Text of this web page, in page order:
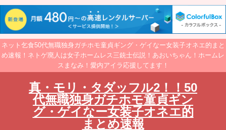
ネット乞食50代無職独身ガチホモ童貞ギング・ゲイなー女装子オネエ的まと
め速報！ネトゲ廃人は女子ホームレス三銃士伝説！あおいちゃん！ホームレ
スまなみ！愛内アイラ応援してます！
真・モリ・タダッフル2！！50
代無職独身ガチホモ童貞ギン
グ・ゲイなー女装子オネエ的
まとめ速報